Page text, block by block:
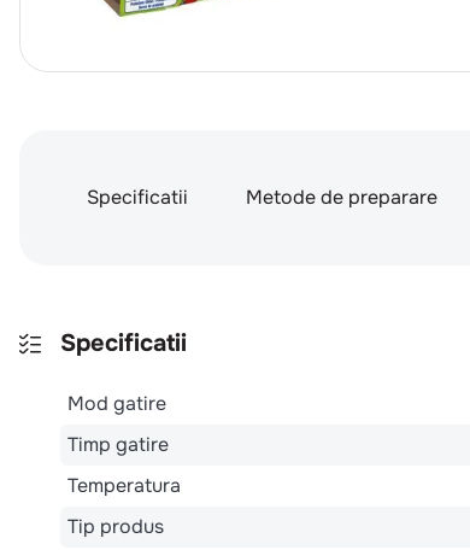
Specificatii Metode de preparare
Specificatii
Mod gatire
Timp gatire
Temperatura
Tip produs